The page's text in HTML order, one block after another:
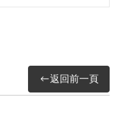
問題。 1952年
其偽裝逃脫前往
返回前一頁